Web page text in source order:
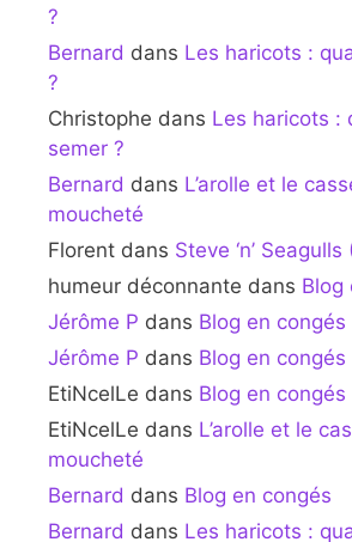
?
Bernard dans Les haricots :
?
Christophe dans Les haricots :
semer ?
Bernard dans L’arolle et le
moucheté
Florent dans Steve ‘n’ Seagulls
humeur déconnante dans Blog
Jérôme P dans Blog en congés
Jérôme P dans Blog en congés
EtiNcelLe dans Blog en congés
EtiNcelLe dans L’arolle et le
moucheté
Bernard dans Blog en congés
Bernard dans Les haricots :